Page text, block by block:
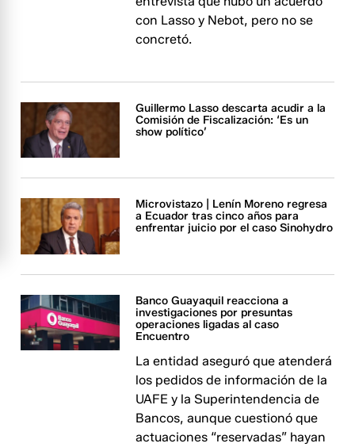
con Lasso y Nebot, pero no se
concretó.
Guillermo Lasso descarta acudir a la
Comisión de Fiscalización: ‘Es un
show político’
Microvistazo | Lenín Moreno regresa
a Ecuador tras cinco años para
enfrentar juicio por el caso Sinohydro
Banco Guayaquil reacciona a
investigaciones por presuntas
operaciones ligadas al caso
Encuentro
La entidad aseguró que atenderá
los pedidos de información de la
UAFE y la Superintendencia de
Bancos, aunque cuestionó que
actuaciones “reservadas” hayan